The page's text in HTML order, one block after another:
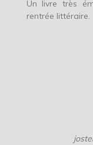
Un livre très
rentrée littéraire.